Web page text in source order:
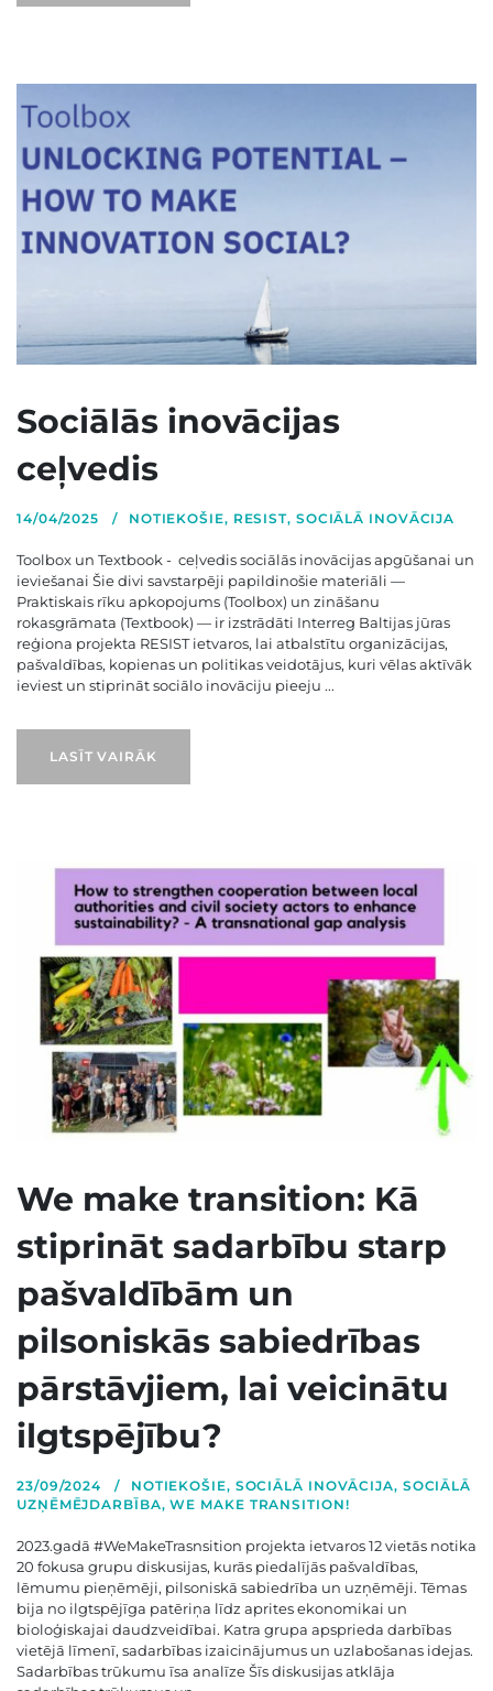
Sociālās inovācijas
ceļvedis
14/04/2025 NOTIEKOŠIE, RESIST, SOCIĀLĀ INOVĀCIJA
Toolbox un Textbook - ceļvedis sociālās inovācijas apgūšanai un
ieviešanai Šie divi savstarpēji papildinošie materiāli —
Praktiskais rīku apkopojums (Toolbox) un zināšanu
rokasgrāmata (Textbook) — ir izstrādāti Interreg Baltijas jūras
reģiona projekta RESIST ietvaros, lai atbalstītu organizācijas,
pašvaldības, kopienas un politikas veidotājus, kuri vēlas aktīvāk
ieviest un stiprināt sociālo inovāciju pieeju ...
LASĪT VAIRĀK
We make transition: Kā
stiprināt sadarbību starp
pašvaldībām un
pilsoniskās sabiedrības
pārstāvjiem, lai veicinātu
ilgtspējību?
23/09/2024 NOTIEKOŠIE, SOCIĀLĀ INOVĀCIJA, SOCIĀLĀ
UZŅĒMĒJDARBĪBA,WE MAKE TRANSITION!
2023.gadā #WeMakeTrasnsition projekta ietvaros 12 vietās notika
20 fokusa grupu diskusijas, kurās piedalījās pašvaldības,
lēmumu pieņēmēji, pilsoniskā sabiedrība un uzņēmēji. Tēmas
bija no ilgtspējīga patēriņa līdz aprites ekonomikai un
bioloģiskajai daudzveidībai. Katra grupa apsprieda darbības
vietējā līmenī, sadarbības izaicinājumus un uzlabošanas idejas.
Sadarbības trūkumu īsa analīze Šīs diskusijas atklāja